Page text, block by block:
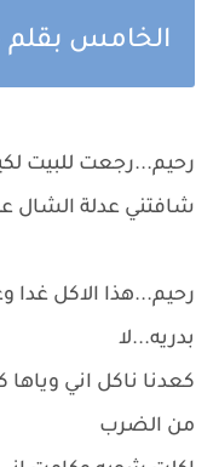
الخامس بقلم
رحيم...رجعت للبيت
شافتني عدلة الشال
رحيم...هذا الاكل غدا
بدريه...لا
كعدنا ناكل اني
من الضرب